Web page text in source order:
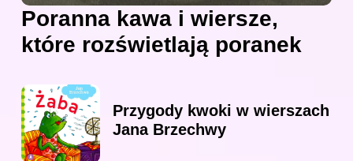
Poranna kawa i wiersze,
które rozświetlają poranek
Przygody kwoki w wierszach
Jana Brzechwy